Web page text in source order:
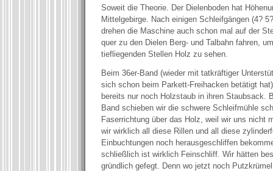
Soweit die Theorie. Der Dielenboden hat
Mittelgebirge. Nach einigen Schleifgängen (4?
drehen die Maschine auch schon mal auf der
quer zu den Dielen Berg- und Talbahn fahren,
tiefliegenden Stellen Holz zu sehen.
Beim 36er-Band (wieder mit tatkräftiger
sich schon beim Parkett-Freihacken betätigt
bereits nur noch Holzstaub in ihren Staubsack.
Band schieben wir die schwere Schleifmühle
Faserrichtung über das Holz, weil wir uns nicht
wir wirklich all diese Rillen und all diese
Einbuchtungen noch herausgeschliffen
schließlich ist wirklich Feinschliff. Wir hätten
gründlich gefegt. Denn wo jetzt noch